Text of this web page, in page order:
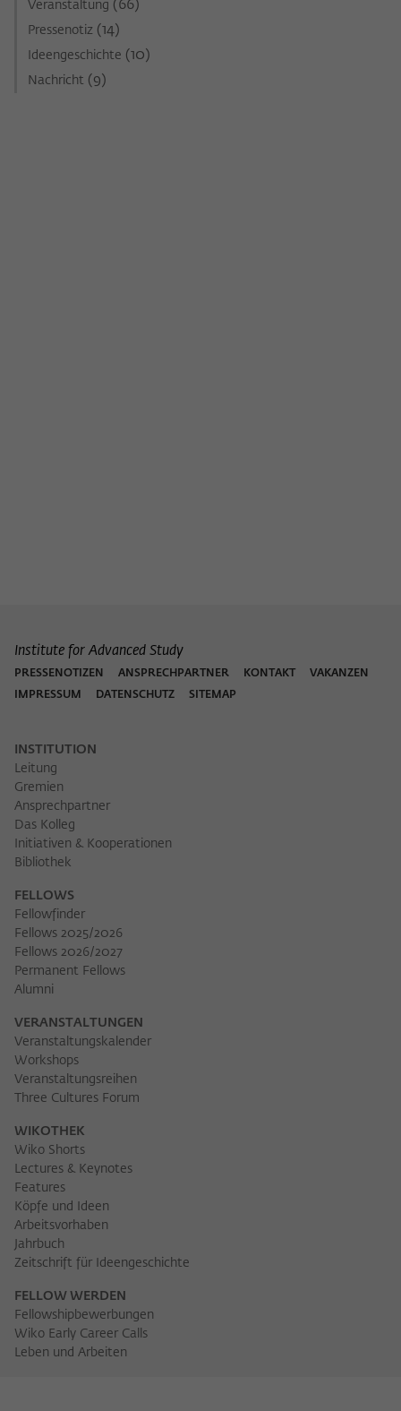
Veranstaltung (66)
Pressenotiz (14)
Ideengeschichte (10)
Nachricht (9)
Institute for Advanced Study
PRESSENOTIZEN ANSPRECHPARTNER KONTAKT
VAKANZEN
IMPRESSUM
DATENSCHUTZ SITEMAP
INSTITUTION
Leitung
Gremien
Ansprechpartner
Das Kolleg
Initiativen & Kooperationen
Bibliothek
FELLOWS
Fellowfinder
Fellows 2025/2026
Fellows 2026/2027
Permanent Fellows
Alumni
VERANSTALTUNGEN
Veranstaltungskalender
Workshops
Veranstaltungsreihen
Three Cultures Forum
WIKOTHEK
Wiko Shorts
Lectures & Keynotes
Features
Köpfe und Ideen
Arbeitsvorhaben
Jahrbuch
Zeitschrift für Ideengeschichte
FELLOW WERDEN
Fellowshipbewerbungen
Wiko Early Career Calls
Leben und Arbeiten